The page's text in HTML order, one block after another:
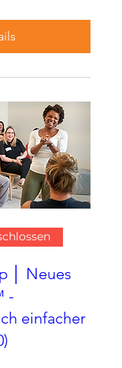
│ Neues
-
einfacher